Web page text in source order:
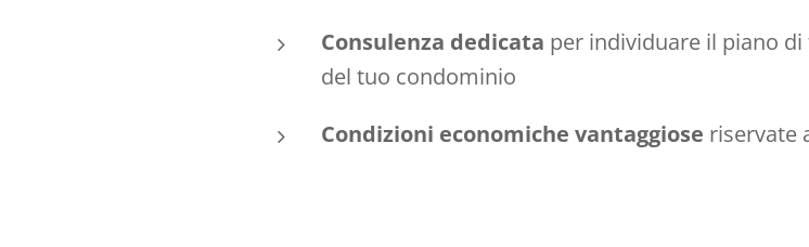
Consulenza dedicata per individuare il piano
del tuo condominio
Condizioni economiche vantaggiose riservate